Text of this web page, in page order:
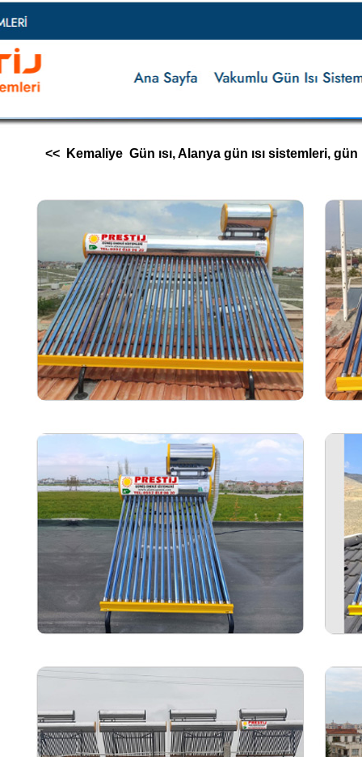
<< Kemaliye Gün ısı, Alanya gün ısı sistemleri, gün